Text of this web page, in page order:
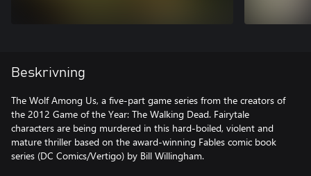
Beskrivning
The Wolf Among Us, a five-part game series from the creators of
the 2012 Game of the Year: The Walking Dead. Fairytale
characters are being murdered in this hard-boiled, violent and
mature thriller based on the award-winning Fables comic book
series (DC Comics/Vertigo) by Bill Willingham.